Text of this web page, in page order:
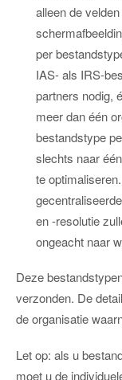
alleen de
per
IAS- als IRS-
partners nodig,
meer dan één
bestandstype
slechts naar
te
en -resolutie
ongeacht naar
Deze
verzonden. De
de organisatie
Let op: als u
moet u de